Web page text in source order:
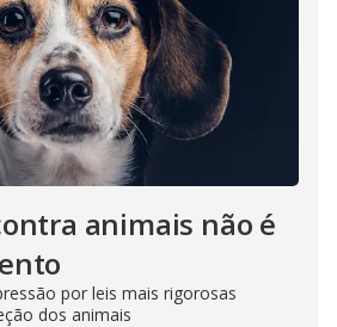
animais não é
por leis mais rigorosas
dos animais